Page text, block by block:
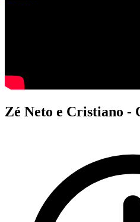
Zé Neto e Cristiano -